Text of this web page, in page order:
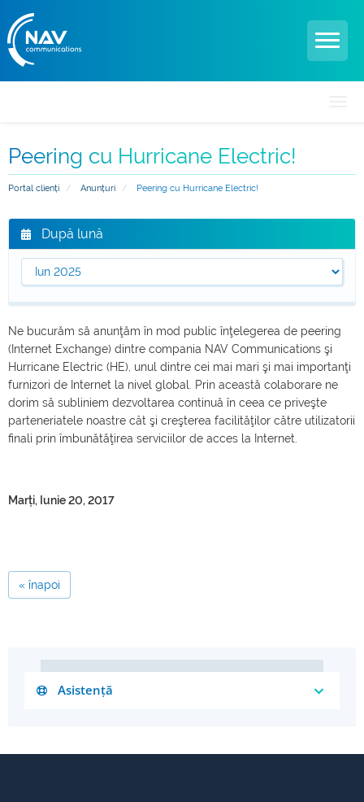
Peering cu Hurricane Electric!
Portal clienți Anunțuri Peering cu Hurricane Electric!
După lună
Ne bucurăm să anunţăm în mod public înţelegerea de peering
(Internet Exchange) dintre compania NAV Communications şi
Hurricane Electric (HE), unul dintre cei mai mari şi mai importanţi
furnizori de Internet la nivel global. Prin această colaborare ne
dorim să subliniem dezvoltarea continuă în ceea ce priveşte
parteneriatele noastre cât şi creşterea facilităţilor către utilizatorii
finali prin îmbunătăţirea serviciilor de acces la Internet.
Marți, Iunie 20, 2017
« înapoi
Asistență